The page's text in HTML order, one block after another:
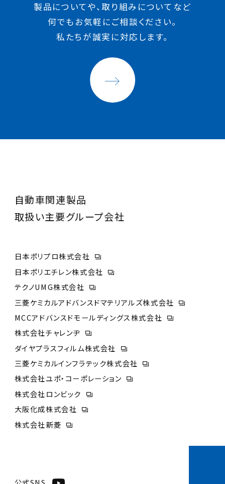
製品についてや、取り組みについてなど
何でもお気軽にご相談ください。
私たちが誠実に対応します。
自動車関連製品
取扱い主要グループ会社
日本ポリプロ株式会社
MCCアドバンスドモールディングス株式会社
三菱ケミカルアドバンスドマテリアルズ株式会社
株式会社チャレンヂ
ダイヤプラスフィルム株式会社
三菱ケミカルインフラテック株式会社
株式会社ユポ・コーポレーション
株式会社ロンビック
大阪化成株式会社
株式会社新菱
テクノUMG株式会社
日本ポリエチレン株式会社